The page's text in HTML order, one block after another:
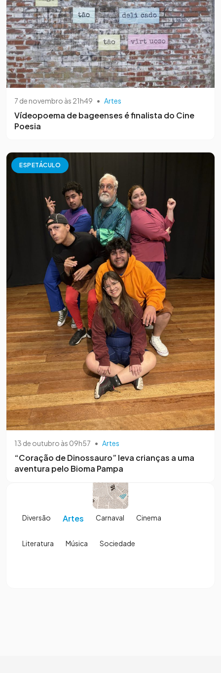
7 de novembro às 21h49 • Artes
Vídeopoema de bageenses é finalista do Cine
Poesia
ESPETÁCULO
13 de outubro às 09h57 • Artes
“Coração de Dinossauro” leva crianças a uma
aventura pelo Bioma Pampa
Diversão Artes Carnaval Cinema
Literatura Música Sociedade